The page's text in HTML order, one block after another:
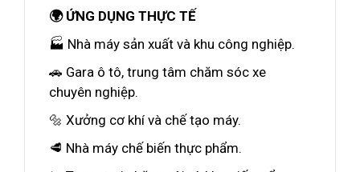
🌍 ỨNG DỤNG THỰC TẾ
🏭 Nhà máy sản xuất và khu công nghiệp.
🚗 Gara ô tô, trung tâm chăm sóc xe
chuyên nghiệp.
🔩 Xưởng cơ khí và chế tạo máy.
🥩 Nhà máy chế biến thực phẩm.